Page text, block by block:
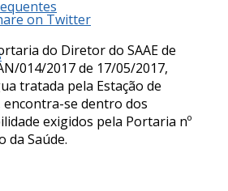
on Twitter
do Diretor do SAAE de
014/2017 de 17/05/2017,
tratada pela Estação de
se dentro dos
exigidos pela Portaria nº
da Saúde.